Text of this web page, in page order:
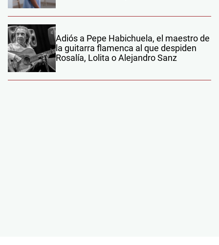
Adiós a Pepe Habichuela, el maestro de
la guitarra flamenca al que despiden
Rosalía, Lolita o Alejandro Sanz